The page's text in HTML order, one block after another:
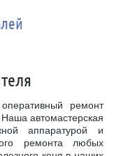
ремонт
автомастерская
аппаратурой и
ремонта любых